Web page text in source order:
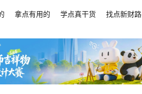
拿点有用的 学点真干货 找点新财路
院大楼视觉设计